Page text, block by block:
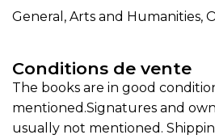
General, Arts and Humanities,
Conditions de vente
The books are in good
mentioned.Signatures and
usually not mentioned.